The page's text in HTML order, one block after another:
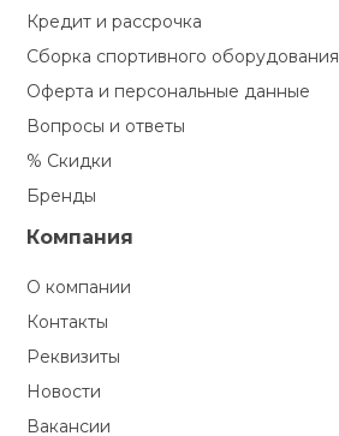
Кредит и рассрочка
Сборка спортивного оборудования
Оферта и персональные данные
Вопросы и ответы
% Скидки
Бренды
Компания
О компании
Контакты
Реквизиты
Новости
Вакансии